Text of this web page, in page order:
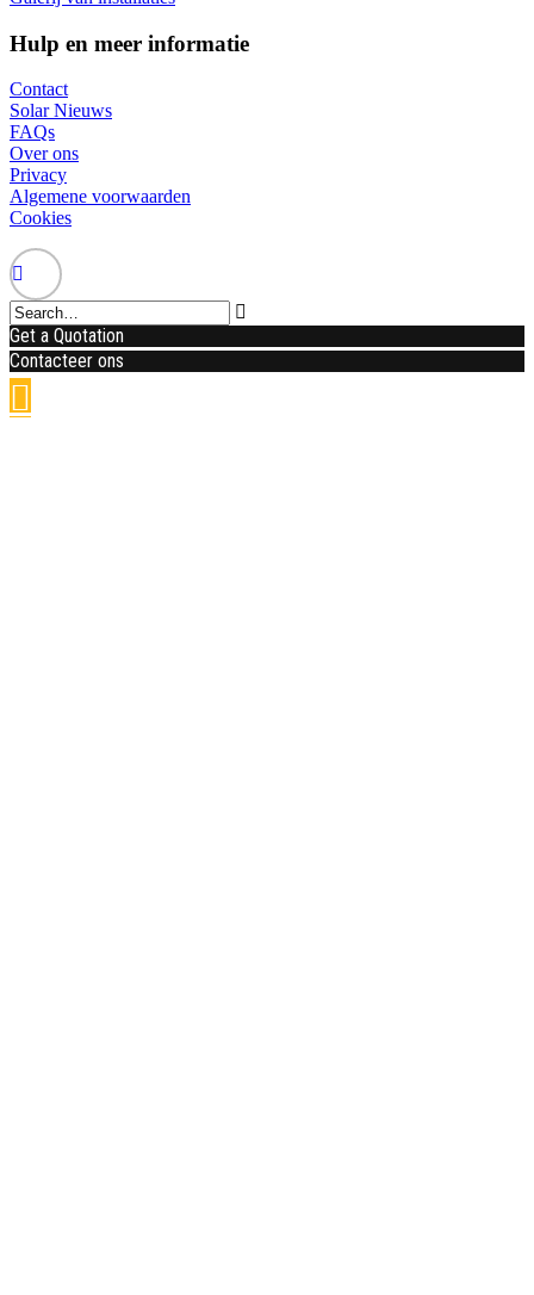
Hulp en meer informatie
Contact
Solar Nieuws
FAQs
Over ons
Privacy
Algemene voorwaarden
Cookies
Get a Quotation
Contacteer ons